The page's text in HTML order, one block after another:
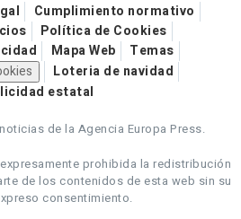
Cumplimiento normativo
Política de Cookies
Mapa Web
Temas
Loteria de navidad
estatal
de la Agencia Europa Press.
prohibida la redistribución
de los contenidos de esta web sin su
consentimiento.